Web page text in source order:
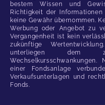
bestem Wissen und
Richtigkeit der
keine Gewähr übernommen.
Werbung oder Angebot zu
Vergangenheit ist kein
zukünftige
unterliegen dem
einer Fondsanlage
Verkaufsunterlagen und
Fonds.